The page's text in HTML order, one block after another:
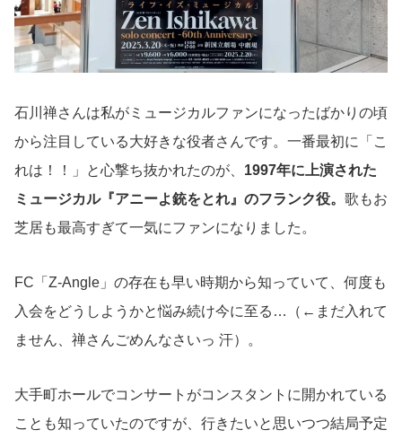
石川禅さんは私がミュージカルファンになったばかりの頃
から注目している大好きな役者さんです。一番最初に「こ
れは！！」と心撃ち抜かれたのが、 1997年に上演された
ミュージカル『アニーよ銃をとれ』のフランク役。 歌もお
芝居も最高すぎて一気にファンになりました。
FC「Z-Angle」の存在も早い時期から知っていて、何度も
入会をどうしようかと悩み続け今に至る…（←まだ入れて
ません、禅さんごめんなさいっ 汗）。
大手町ホールでコンサートがコンスタントに開かれている
ことも知っていたのですが、行きたいと思いつつ結局予定